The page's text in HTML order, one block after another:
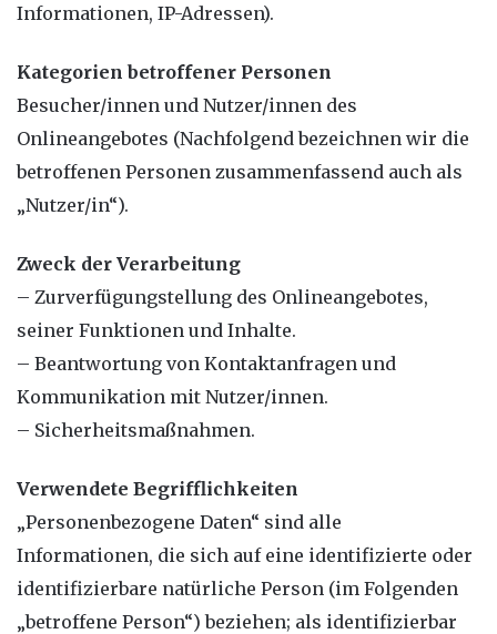
Informationen, IP-Adressen).
Kategorien betroffener Personen
Besucher/innen und Nutzer/innen des
Onlineangebotes (Nachfolgend bezeichnen wir die
betroffenen Personen zusammenfassend auch als
„Nutzer/in“).
Zweck der Verarbeitung
– Zurverfügungstellung des Onlineangebotes,
seiner Funktionen und Inhalte.
– Beantwortung von Kontaktanfragen und
Kommunikation mit Nutzer/innen.
– Sicherheitsmaßnahmen.
Verwendete Begrifflichkeiten
„Personenbezogene Daten“ sind alle
Informationen, die sich auf eine identifizierte oder
identifizierbare natürliche Person (im Folgenden
„betroffene Person“) beziehen; als identifizierbar